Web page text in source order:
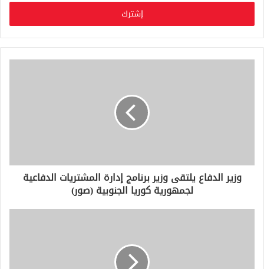
ب
ر
ي
ر
وزير الدفاع يلتقى وزير برنامج إدارة المشتريات الدفاعية
لجمهورية كوريا الجنوبية (صور)